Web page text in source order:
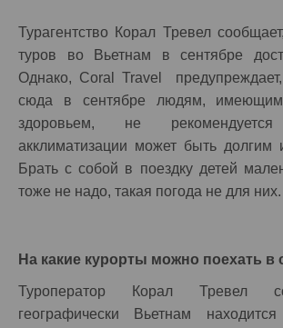
Турагентство Корал Тревел
туров во Вьетнам в сентябре
Однако, Coral Travel
сюда в сентябре людям,
здоровьем, не
акклиматизации может быть долгим
Брать с собой в поездку детей
тоже не надо, такая погода не для них.
На какие курорты можно поехать в
Туроператор Корал Тревел
географически Вьетнам